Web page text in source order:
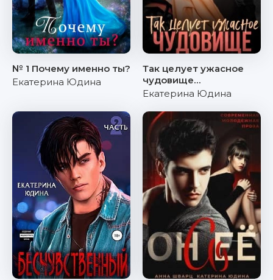
№ 1 Почему именно ты?
Екатерина Юдина
Так целует ужасное
чудовище…
Екатерина Юдина